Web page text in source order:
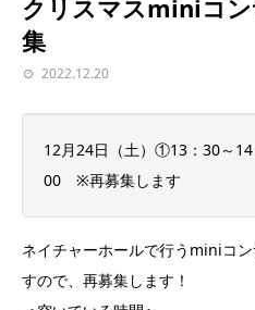
クリスマスminiコ
集
2022.12.20
12月24日（土）①13：30～
00 ※再募集します
ネイチャーホールで行うminiコ
すので、再募集します！